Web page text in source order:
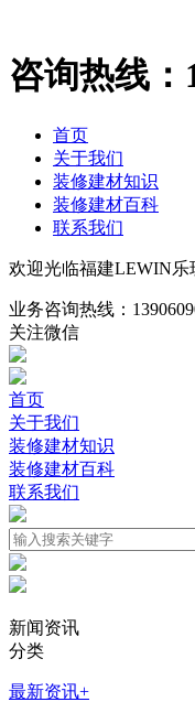
咨询热线：
首页
关于我们
装修建材知识
装修建材百科
联系我们
欢迎光临福建LEWIN乐
业务咨询热线：
关注微信
首页
关于我们
装修建材知识
装修建材百科
联系我们
新闻资讯
分类
最新资讯+